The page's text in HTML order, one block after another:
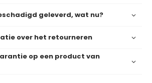
geleverd, wat nu?
over het retourneren
op een product van